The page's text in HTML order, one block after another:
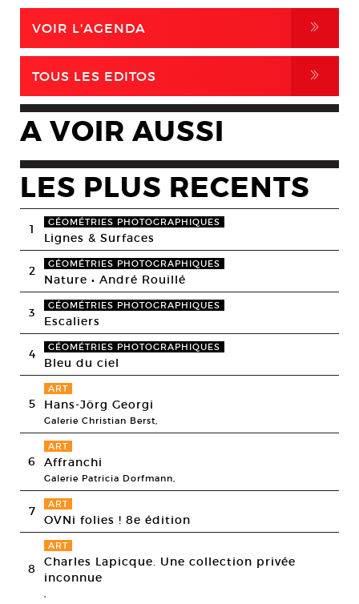
VOIR L'AGENDA ,
TOUS LES EDITOS ,
A VOIR AUSSI
LES PLUS RECENTS
1 GÉOMÉTRIES PHOTOGRAPHIQUES
Lignes & Surfaces
2 GÉOMÉTRIES PHOTOGRAPHIQUES
Nature • André Rouillé
3 GÉOMÉTRIES PHOTOGRAPHIQUES
Escaliers
4 GÉOMÉTRIES PHOTOGRAPHIQUES
Bleu du ciel
5
ART
Hans-Jörg Georgi
Galerie Christian Berst,
6
ART
Affranchi
Galerie Patricia Dorfmann,
7 ART
OVNi folies ! 8e édition
8
ART
Charles Lapicque. Une collection privée
inconnue
,